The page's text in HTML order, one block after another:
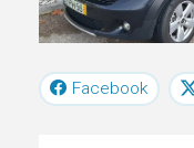
Facebook